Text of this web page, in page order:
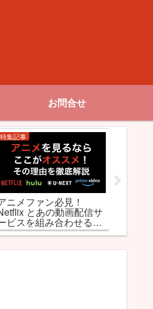
お問合せ
特集記事
ニメファン必見！
とあの動画配信サ
ビスを組み合わせると
強だった件